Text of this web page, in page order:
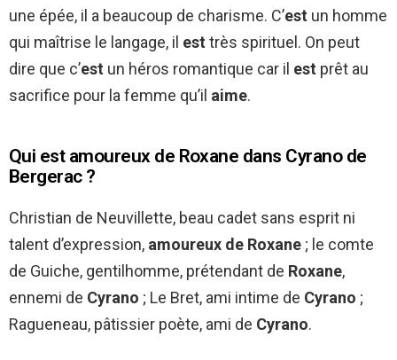
une épée, il a beaucoup de charisme. C’est un homme
qui maîtrise le langage, il est très spirituel. On peut
dire que c’est un héros romantique car il est prêt au
sacrifice pour la femme qu’il aime.
Qui est amoureux de Roxane dans Cyrano de
Bergerac ?
Christian de Neuvillette, beau cadet sans esprit ni
talent d’expression, amoureux de Roxane ; le comte
de Guiche, gentilhomme, prétendant de Roxane,
ennemi de Cyrano ; Le Bret, ami intime de Cyrano ;
Ragueneau, pâtissier poète, ami de Cyrano.